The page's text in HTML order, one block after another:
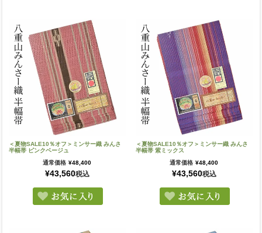
＜夏物SALE10％オフ＞ミンサー織 みんさ
半幅帯 ピンクベージュ
通常価格 ¥48,400
¥43,560税込
＜夏物SALE10％オフ＞ミンサー織 みんさ
半幅帯 紫ミックス
通常価格 ¥48,400
¥43,560税込